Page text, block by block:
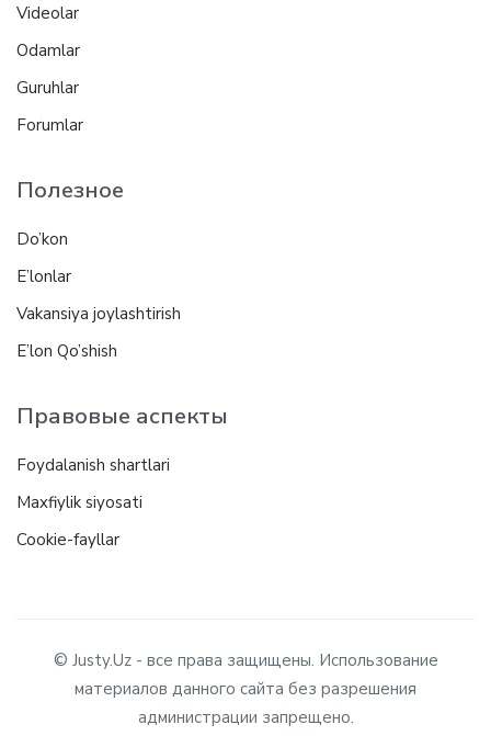
Videolar
Odamlar
Guruhlar
Forumlar
Полезное
Do’kon
E’lonlar
Vakansiya joylashtirish
E’lon Qo’shish
Правовые аспекты
Foydalanish shartlari
Maxfiylik siyosati
Cookie-fayllar
© Justy.Uz - все права защищены. Использование
материалов данного сайта без разрешения
администрации запрещено.